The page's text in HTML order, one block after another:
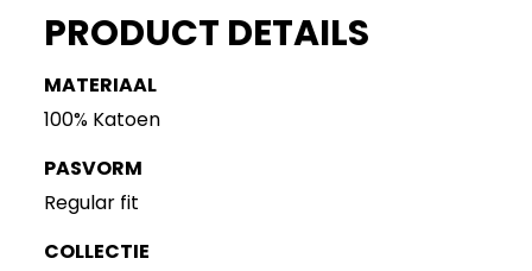
PRODUCT DETAILS
MATERIAAL
100% Katoen
PASVORM
Regular fit
COLLECTIE